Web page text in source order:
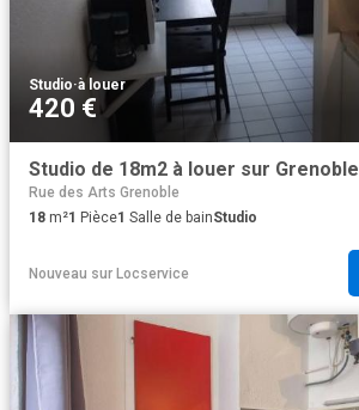
Studio·à louer
420 €
Studio de 18m2 à louer sur Grenoble
Rue des Arts Grenoble
18 m²1 Pièce1 Salle de bainStudio
Nouveau sur Locservice